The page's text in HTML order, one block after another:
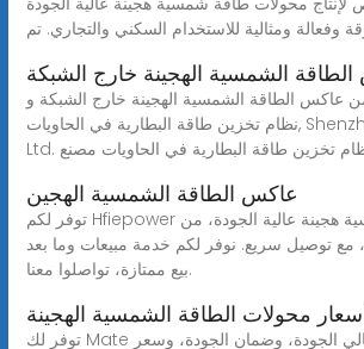
وفعالة ومثالية للاستخدام السكني والتجاري. تم
الشمسية الهجينة خارج الشبكة
عاكس الطاقة الشمسية الهجينة خارج الشبكة و
نظام تخزين طاقة البطارية في الحاويات, Shenzhen First Tech Co.,
عاكس الطاقة الشمسية الهجين
توفر لكم Hfiepower عاكسات شمسية هجينة عالية الجودة، من
مع توصيل سريع. نوفر لكم خدمة مبيعات وما بعد
بيع ممتازة، تواصلوا معنا.
محولات الطاقة الشمسية الهجينة
توفر لك Mate عاكس هجين عالي الجودة، وضمان الجودة، وسعر